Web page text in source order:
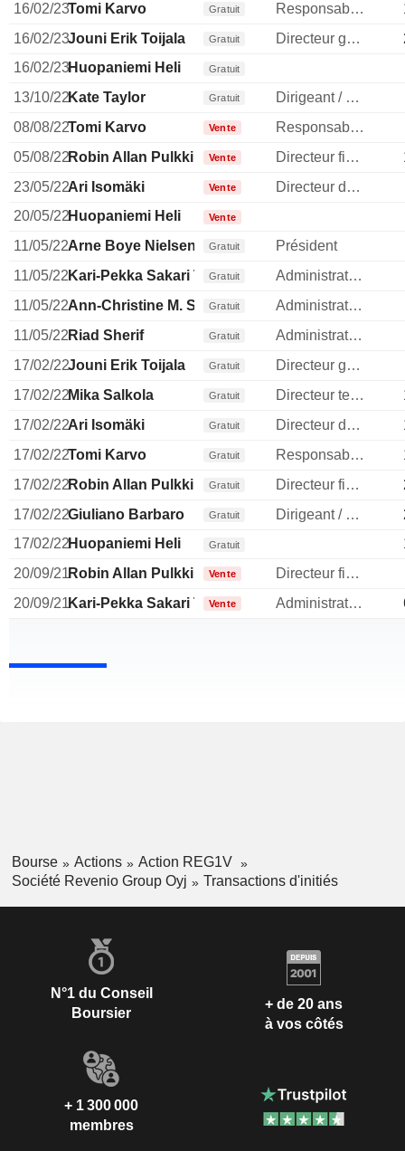
16/02/23Tomi Karvo Gratuit Responsable ventes & marketing
16/02/23Jouni Erik Toijala Gratuit Directeur general
16/02/23Huopaniemi Heli Gratuit
13/10/22Kate Taylor Gratuit
Dirigeant / cadre principal
08/08/22Tomi Karvo Vente
Responsable ventes & marketing
05/08/22Robin Allan PulkkinenVente Directeur financier
23/05/22Ari Isomäki Vente
Directeur des operations
20/05/22Huopaniemi Heli Vente
11/05/22Arne Boye Nielsen Gratuit
Président
11/05/22Kari-Pekka Sakari Tammela
Gratuit
Administrateur
11/05/22Ann-Christine M. Sundell
Gratuit
Administrateur
11/05/22Riad Sherif Gratuit
Administrateur
17/02/22Jouni Erik Toijala Gratuit
Directeur general
17/02/22Mika Salkola Gratuit Directeur technique
17/02/22Ari Isomäki Gratuit Directeur des operations
17/02/22Tomi Karvo Gratuit Responsable ventes & marketing
17/02/22Robin Allan PulkkinenGratuit Directeur financier
17/02/22Giuliano Barbaro Gratuit Dirigeant / cadre principal
17/02/22Huopaniemi Heli Gratuit
20/09/21Robin Allan PulkkinenVente
Directeur financier
20/09/21Kari-Pekka Sakari Tammela
Vente Administrateur
Bourse Actions
Action REG1V
Société Revenio Group Oyj
Transactions d'initiés
N°1 du Conseil
Boursier
+ de 20 ans
à vos côtés
+ 1 300 000
membres